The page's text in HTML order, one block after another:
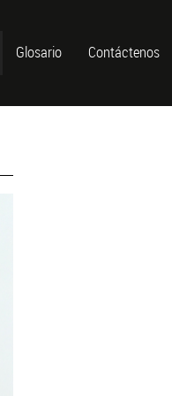
Glosario Contáctenos